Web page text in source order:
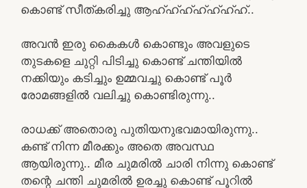
കൊണ്ട് സീത്കരിച്ചു ആഹ്ഹ്ഹ്ഹ്ഹ്ഹ്ഹ്..
അവൻ ഇരു കൈകൾ കൊണ്ടും അവളുടെ
തുടകളെ ചുറ്റി പിടിച്ചു കൊണ്ട് ചന്തിയിൽ
നക്കിയും കടിച്ചും ഉമ്മവച്ചു കൊണ്ട് പൂർ
രോമങ്ങളിൽ വലിച്ചു കൊണ്ടിരുന്നു..
രാധക്ക് അതൊരു പുതിയനുഭവമായിരുന്നു..
കണ്ട് നിന്ന മീരക്കും അതെ അവസ്ഥ
ആയിരുന്നു.. മീര ചുമരിൽ ചാരി നിന്നു കൊണ്ട്
തന്റെ ചന്തി ചുമരിൽ ഉരച്ചു കൊണ്ട് പൂറിൽ